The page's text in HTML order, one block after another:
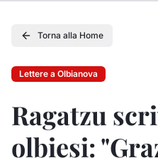
Torna alla Home
Lettere a Olbianova
Ragatzu
olbiesi: